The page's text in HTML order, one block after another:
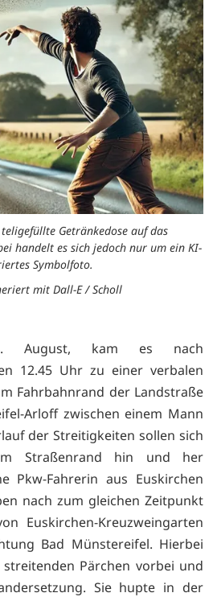
Getränkedose auf das
handelt es sich jedoch nur um ein KI-
Symbolfoto.
mit Dall-E / Scholl
August, kam es nach
12.45 Uhr zu einer verbalen
Fahrbahnrand der Landstraße
Arloff zwischen einem Mann
der Streitigkeiten sollen sich
Straßenrand hin und her
Pkw-Fahrerin aus Euskirchen
nach zum gleichen Zeitpunkt
Euskirchen-Kreuzweingarten
Bad Münstereifel. Hierbei
Pärchen vorbei und
Sie hupte in der